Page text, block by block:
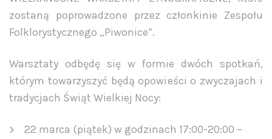
zostaną poprowadzone przez członkinie Zespołu
Folklorystycznego „Piwonice”.
Warsztaty odbędę się w formie dwóch spotkań,
którym towarzyszyć będą opowieści o zwyczajach i
tradycjach Świąt Wielkiej Nocy:
22 marca (piątek) w godzinach 17:00-20:00 –